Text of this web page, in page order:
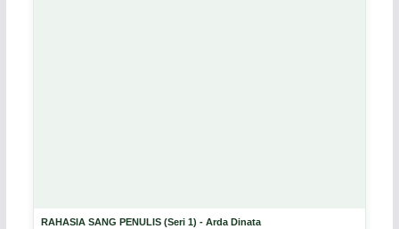
RAHASIA SANG PENULIS (Seri 1) - Arda Dinata